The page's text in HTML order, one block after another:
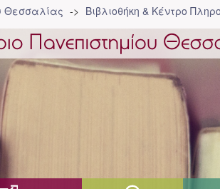
Θεσσαλίας Βιβλιοθήκη & Κέντρο